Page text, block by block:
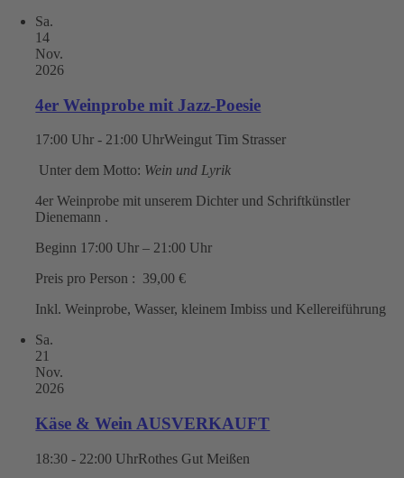
Sa.
14
Nov.
2026
4er Weinprobe mit Jazz-Poesie
17:00 Uhr - 21:00 UhrWeingut Tim Strasser
Unter dem Motto: Wein und Lyrik
4er Weinprobe mit unserem Dichter und Schriftkünstler
Dienemann .
Beginn 17:00 Uhr – 21:00 Uhr
Preis pro Person : 39,00 €
Inkl. Weinprobe, Wasser, kleinem Imbiss und Kellereiführung
Sa.
21
Nov.
2026
Käse & Wein AUSVERKAUFT
18:30 - 22:00 UhrRothes Gut Meißen